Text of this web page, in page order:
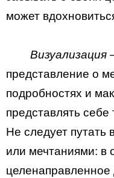
может
Визуализация
представление о
подробностях и
представлять себе
Не следует путать
или мечтаниями: в
целенаправленное